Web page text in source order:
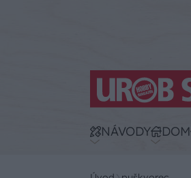
NÁVODY DOM